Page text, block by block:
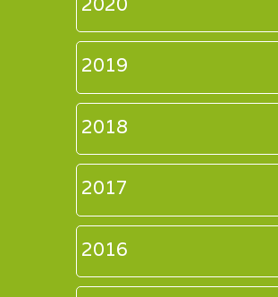
2019
2018
2017
2016